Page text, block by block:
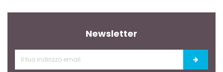
Newsletter